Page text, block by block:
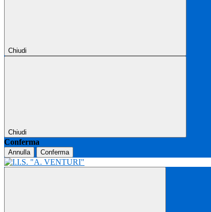
Chiudi
Chiudi
Conferma
Annulla Conferma